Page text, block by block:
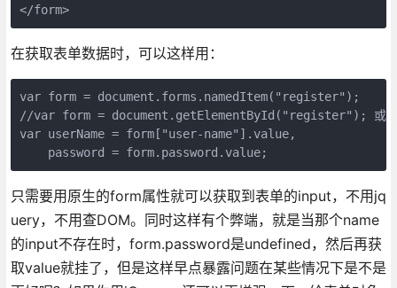
</form>
在获取表单数据时，可以这样用：
var form = document.forms.namedItem("register");
//var form = document.getElementById("register"); 或者
var userName = form["user-name"].value,
password = form.password.value;
只需要用原生的form属性就可以获取到表单的input，不用jq
uery，不用查DOM。同时这样有个弊端，就是当那个name
的input不存在时，form.password是undefined，然后再获
取value就挂了，但是这样早点暴露问题在某些情况下是不是